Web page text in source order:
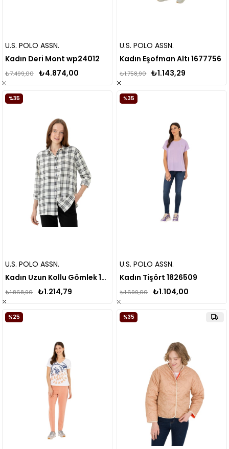
U.S. POLO ASSN.
Kadın Deri Mont wp24012
₺4.874,00
₺7.499,00
U.S. POLO ASSN.
Kadın Eşofman Altı 1677756
₺1.143,29
₺1.758,90
U.S. POLO ASSN.
Kadın Uzun Kollu Gömlek 1589605
₺1.214,79
₺1.868,90
%35
U.S. POLO ASSN.
Kadın Tişört 1826509
₺1.104,00
₺1.699,00
%35
%25 %35